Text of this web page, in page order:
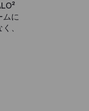
ムに
、